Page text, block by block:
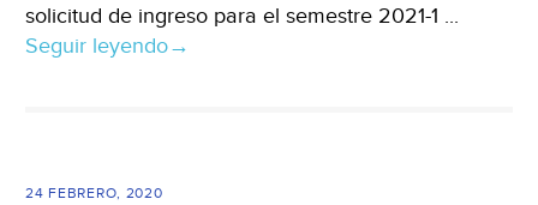
solicitud de ingreso para el semestre 2021-1 ...
Seguir leyendo→
24 FEBRERO, 2020